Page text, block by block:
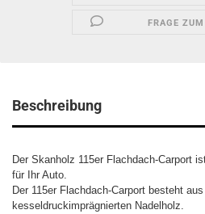
FRAGE
Beschreibung
Der Skanholz 115er Flachdach-Carport
für Ihr Auto.
Der 115er Flachdach-Carport besteht
kesseldruckimprägnierten Nadelholz.